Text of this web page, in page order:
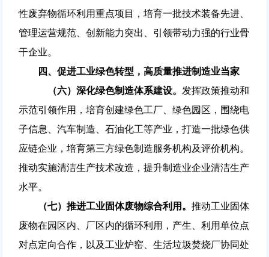
性废弃物循环利用重点项目，培育一批技术装备先进、
管理运营规范、创新能力突出、引领带动力强的行业骨
干企业。
四、促进工业绿色转型，高质量推进制造业当家
（六）深化绿色制造体系建设。 发挥政策推动和
示范引领作用，培育创建绿色工厂、绿色园区，围绕电
子信息、汽车制造、石油化工等产业，打造一批绿色供
应链企业，培育第三方绿色制造服务机构及评价机构。
推动实施清洁生产技术改造，提升制造业企业清洁生产
水平。
（七）推进工业固体废物综合利用。 推动工业固体
废物在园区内、厂区内的循环利用，产生、利用单位点
对点定向合作，以及工业炉窑、生活垃圾焚烧厂协同处